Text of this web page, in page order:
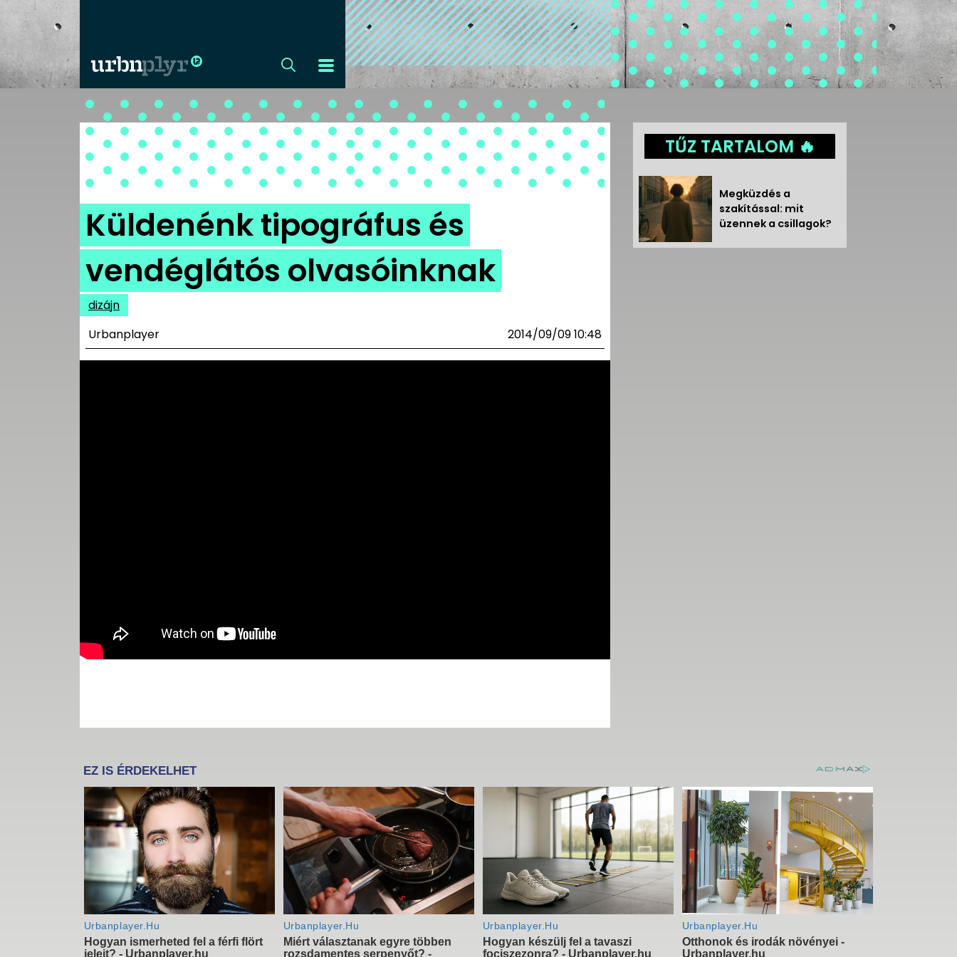
CÍMLAP
DIZÁJN
DIVAT
HIP
KULT
ZENE
Küldenénk tipográfus és
vendéglátós olvasóinknak
dizájn
Urbanplayer
2014/09/09 10:48
TŰZ TARTALOM 🔥
Megküzdés a
szakítással: mit
üzennek a csillagok?